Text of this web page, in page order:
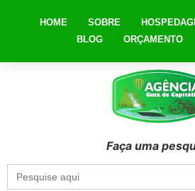
HOME SOBRE
BLOG
ORÇAMENTO
Faça uma
Search
for: